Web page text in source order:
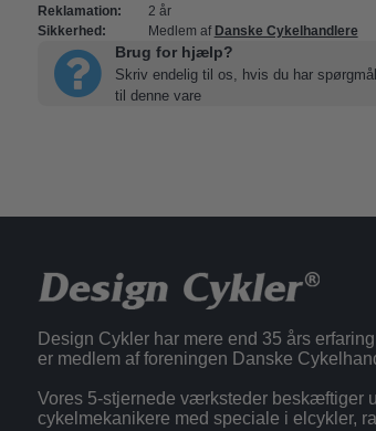
Reklamation:
2 år
Sikkerhed:
Medlem af Danske Cykelhandlere
Brug for hjælp?
Skriv endelig til os, hvis du har spørgmål
til denne vare
Design Cykler har mere end 35 års
er medlem af foreningen Danske
Vores 5-stjernede værksteder beskæftiger
cykelmekanikere med speciale i elcykler,